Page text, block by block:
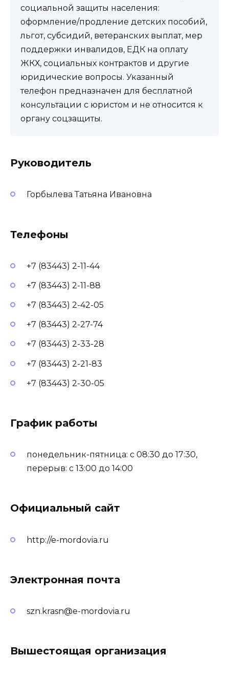
социальной защиты населения:
оформление/продление детских пособий,
льгот, субсидий, ветеранских выплат, мер
поддержки инвалидов, ЕДК на оплату
ЖКХ, социальных контрактов и другие
юридические вопросы. Указанный
телефон предназначен для бесплатной
консультации с юристом и не относится к
органу соцзащиты.
Руководитель
Горбылева Татьяна Ивановна
Телефоны
+7 (83443) 2-11-44
+7 (83443) 2-11-88
+7 (83443) 2-42-05
+7 (83443) 2-27-74
+7 (83443) 2-33-28
+7 (83443) 2-21-83
+7 (83443) 2-30-05
График работы
понедельник-пятница: с 08:30 до 17:30,
перерыв: с 13:00 до 14:00
Официальный сайт
http://e-mordovia.ru
Электронная почта
szn.krasn@e-mordovia.ru
Вышестоящая организация